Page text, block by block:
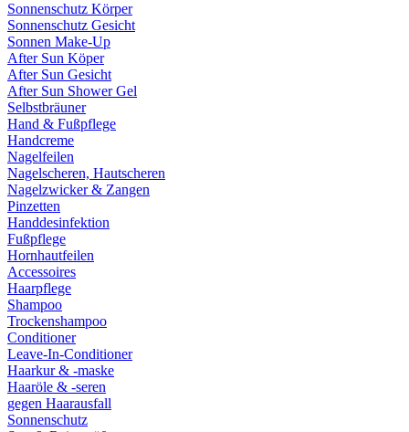
Sonnenschutz Körper
Sonnenschutz Gesicht
Sonnen Make-Up
After Sun Köper
After Sun Gesicht
After Sun Shower Gel
Selbstbräuner
Hand & Fußpflege
Handcreme
Nagelfeilen
Nagelscheren, Hautscheren
Nagelzwicker & Zangen
Pinzetten
Handdesinfektion
Fußpflege
Hornhautfeilen
Accessoires
Haarpflege
Shampoo
Trockenshampoo
Conditioner
Leave-In-Conditioner
Haarkur & -maske
Haaröle & -seren
gegen Haarausfall
Sonnenschutz